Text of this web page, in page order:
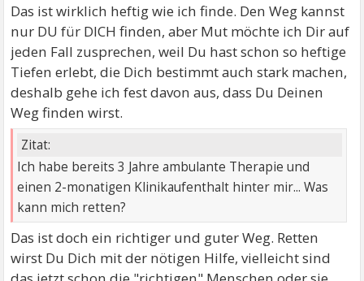
Das ist wirklich heftig wie ich finde. Den Weg kannst
nur DU für DICH finden, aber Mut möchte ich Dir auf
jeden Fall zusprechen, weil Du hast schon so heftige
Tiefen erlebt, die Dich bestimmt auch stark machen,
deshalb gehe ich fest davon aus, dass Du Deinen
Weg finden wirst.
Zitat:
Ich habe bereits 3 Jahre ambulante Therapie und
einen 2-monatigen Klinikaufenthalt hinter mir... Was
kann mich retten?
Das ist doch ein richtiger und guter Weg. Retten
wirst Du Dich mit der nötigen Hilfe, vielleicht sind